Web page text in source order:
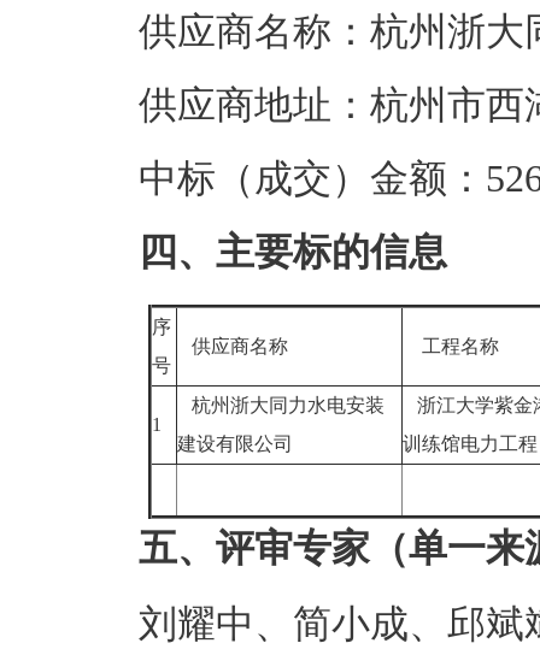
供应商名称：杭州浙
供应商地址：杭州市西
中标（成交）金额：
四、主要标的信息
序
号
供应商名称 工程名称
1
杭州浙大同力水电安装
建设有限公司
浙江大学紫金
训练馆电力工
五、评审专家（单一
刘耀中、简小成、邱